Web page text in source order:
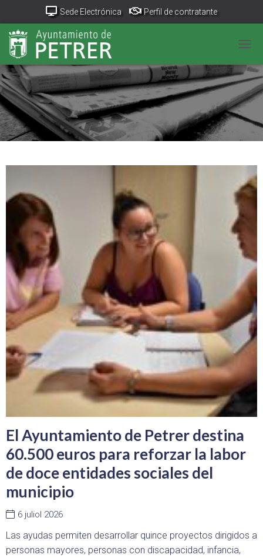
Sede Electrónica Perfil de contratante
Portal Transparencia
Canal de denuncias
El Ayuntamiento de Petrer destina
60.500 euros para reforzar la labor
de doce entidades sociales del
municipio
6 juliol 2026
Las ayudas permiten desarrollar quince proyectos dirigidos a
personas mayores, personas con discapacidad, infancia,